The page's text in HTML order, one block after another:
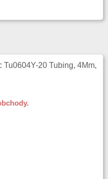
Tu0604Y-20 Tubing, 4Mm,